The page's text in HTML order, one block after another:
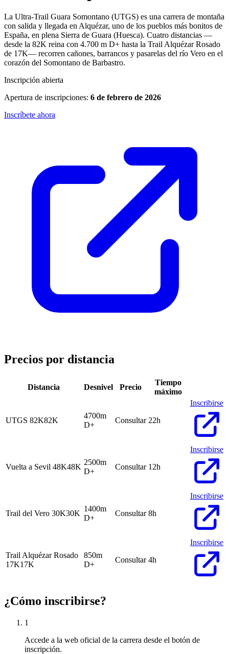
La Ultra-Trail Guara Somontano (UTGS) es una carrera de montaña
con salida y llegada en Alquézar, uno de los pueblos más bonitos de
España, en plena Sierra de Guara (Huesca). Cuatro distancias —
desde la 82K reina con 4.700 m D+ hasta la Trail Alquézar Rosado
de 17K— recorren cañones, barrancos y pasarelas del río Vero en el
corazón del Somontano de Barbastro.
Inscripción abierta
Apertura de inscripciones: 6 de febrero de 2026
Inscríbete ahora
Precios por distancia
Distancia Desnivel Precio
Tiempo
máximo
UTGS 82K82K
4700m
D+
Consultar 22h
Inscribirse
Vuelta a Sevil 48K48K
2500m
D+
Consultar 12h
Inscribirse
Trail del Vero 30K30K
1400m
D+
Consultar 8h
Inscribirse
Trail Alquézar Rosado
17K17K
850m
D+
Consultar 4h
Inscribirse
¿Cómo inscribirse?
1
Accede a la web oficial de la carrera desde el botón de
inscripción.